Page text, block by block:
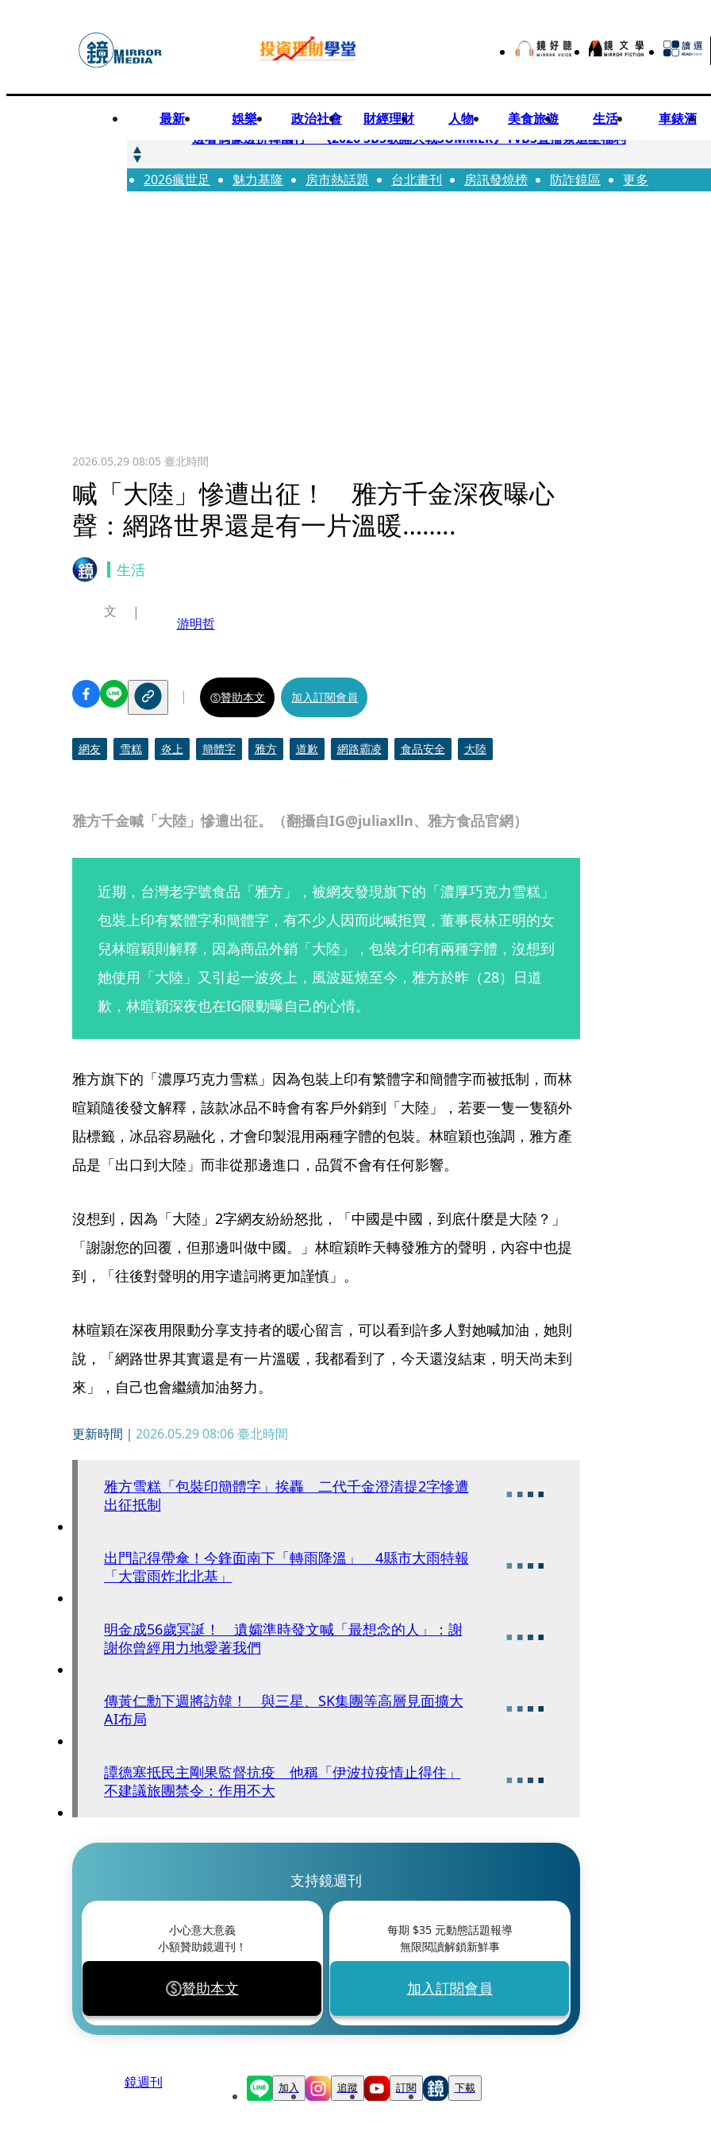
最新 娛樂 政治社會 財經理財 人物 美食旅遊 生活 車錶酒
快訊
邊看偶像邊拚韓國行 《2026 SBS歌謠大戰SUMMER》TVBS直播祭追星福利
快訊
代誌大條火急跳船？ 宏碁派任李文詳接掌兆基屋管2天就喊撤出！
2026瘋世足 魅力基隆 房市熱話題 台北畫刊 房訊發燒榜 防詐鏡區 更多
2026.05.29 08:05 臺北時間
喊「大陸」慘遭出征！ 雅方千金深夜曝心
聲：網路世界還是有一片溫暖……..
生活
雅方千金喊「大陸」慘遭出征。（翻攝自IG@juliaxlln、雅方食品官網）
文
游明哲
贊助本文 加入訂閱會員
網友 雪糕 炎上 簡體字 雅方 道歉 網路霸凌 食品安全 大陸
近期，台灣老字號食品「雅方」，被網友發現旗下的「濃厚巧克力雪糕」
包裝上印有繁體字和簡體字，有不少人因而此喊拒買，董事長林正明的女
兒林暄穎則解釋，因為商品外銷「大陸」，包裝才印有兩種字體，沒想到
她使用「大陸」又引起一波炎上，風波延燒至今，雅方於昨（28）日道
歉，林暄穎深夜也在IG限動曝自己的心情。
雅方旗下的「濃厚巧克力雪糕」因為包裝上印有繁體字和簡體字而被抵制，而林
暄穎隨後發文解釋，該款冰品不時會有客戶外銷到「大陸」，若要一隻一隻額外
貼標籤，冰品容易融化，才會印製混用兩種字體的包裝。林暄穎也強調，雅方產
品是「出口到大陸」而非從那邊進口，品質不會有任何影響。
沒想到，因為「大陸」2字網友紛紛怒批，「中國是中國，到底什麼是大陸？」
「謝謝您的回覆，但那邊叫做中國。」林暄穎昨天轉發雅方的聲明，內容中也提
到，「往後對聲明的用字遣詞將更加謹慎」。
林暄穎在深夜用限動分享支持者的暖心留言，可以看到許多人對她喊加油，她則
說，「網路世界其實還是有一片溫暖，我都看到了，今天還沒結束，明天尚未到
來」，自己也會繼續加油努力。
更新時間｜ 2026.05.29 08:06臺北時間
雅方雪糕「包裝印簡體字」挨轟 二代千金澄清提2字慘遭
出征抵制
出門記得帶傘！今鋒面南下「轉雨降溫」 4縣市大雨特報
「大雷雨炸北北基」
明金成56歲冥誕！ 遺孀準時發文喊「最想念的人」：謝
謝你曾經用力地愛著我們
傳黃仁勳下週將訪韓！ 與三星、SK集團等高層見面擴大
AI布局
譚德塞抵民主剛果監督抗疫 他稱「伊波拉疫情止得住」
不建議旅團禁令：作用不大
支持鏡週刊
小心意大意義
小額贊助鏡週刊！
贊助本文
每期 $35元動態話題報導
無限閱讀解鎖新鮮事
加入訂閱會員
鏡週刊 加入 追蹤 訂閱 下載